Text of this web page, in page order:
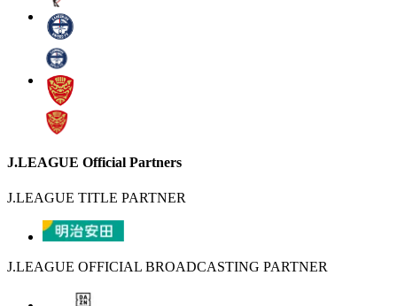
J.LEAGUE Official Partners
J.LEAGUE TITLE PARTNER
J.LEAGUE OFFICIAL BROADCASTING PARTNER